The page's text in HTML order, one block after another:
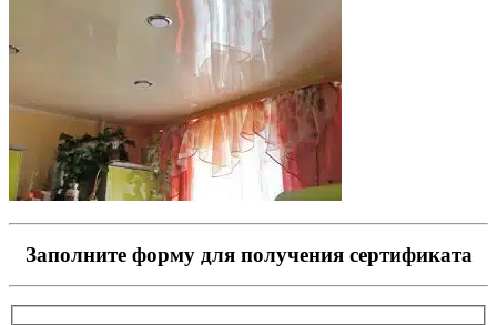
Заполните форму для получения сертификата